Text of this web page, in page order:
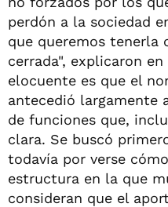
perdón a la sociedad
que queremos tenerla
cerrada", explicaron
elocuente es que el
antecedió largamente
de funciones que,
clara. Se buscó
todavía por verse
estructura en la que
consideran que el